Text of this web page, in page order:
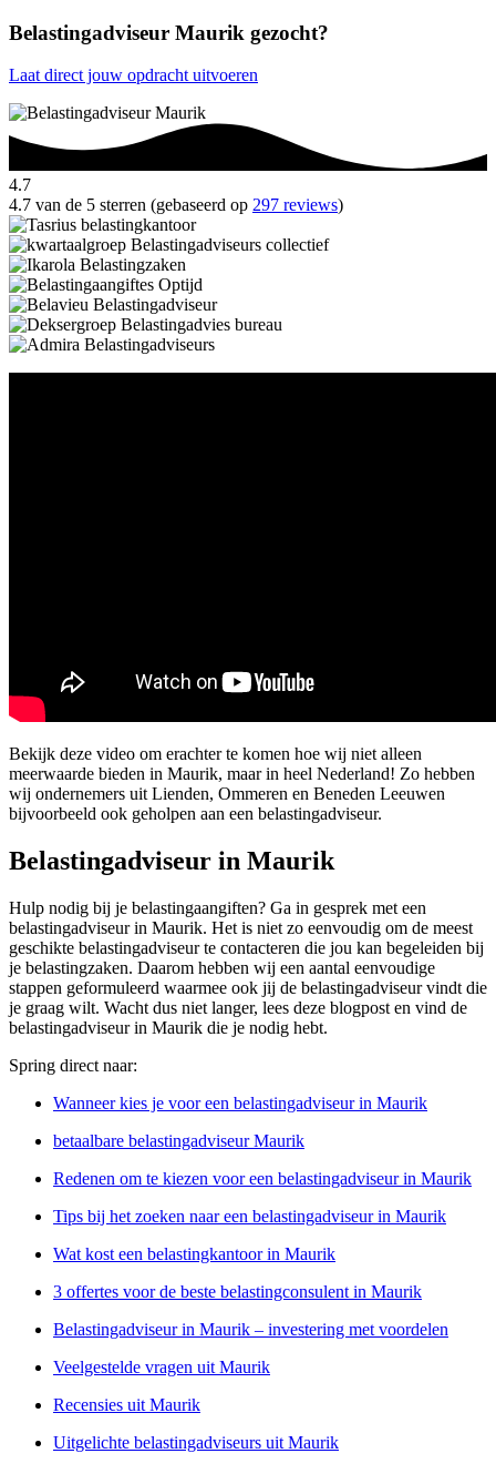
Belastingadviseur Maurik gezocht?
Laat direct jouw opdracht uitvoeren
4.7
4.7 van de 5 sterren (gebaseerd op 297 reviews)
Bekijk deze video om erachter te komen hoe wij niet alleen
meerwaarde bieden in Maurik, maar in heel Nederland! Zo hebben
wij ondernemers uit Lienden, Ommeren en Beneden Leeuwen
bijvoorbeeld ook geholpen aan een belastingadviseur.
Belastingadviseur in Maurik
Hulp nodig bij je belastingaangiften? Ga in gesprek met een
belastingadviseur in Maurik. Het is niet zo eenvoudig om de meest
geschikte belastingadviseur te contacteren die jou kan begeleiden bij
je belastingzaken. Daarom hebben wij een aantal eenvoudige
stappen geformuleerd waarmee ook jij de belastingadviseur vindt die
je graag wilt. Wacht dus niet langer, lees deze blogpost en vind de
belastingadviseur in Maurik die je nodig hebt.
Spring direct naar:
Wanneer kies je voor een belastingadviseur in Maurik
betaalbare belastingadviseur Maurik
Redenen om te kiezen voor een belastingadviseur in Maurik
Tips bij het zoeken naar een belastingadviseur in Maurik
Wat kost een belastingkantoor in Maurik
3 offertes voor de beste belastingconsulent in Maurik
Belastingadviseur in Maurik – investering met voordelen
Veelgestelde vragen uit Maurik
Recensies uit Maurik
Uitgelichte belastingadviseurs uit Maurik